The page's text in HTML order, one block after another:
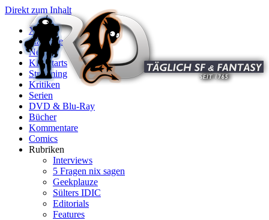
Direkt zum Inhalt
X
Startseite
News
Kinostarts
Streaming
Kritiken
Serien
DVD & Blu-Ray
Bücher
Kommentare
Comics
Rubriken
Interviews
5 Fragen nix sagen
Geekplauze
Sülters IDIC
Editorials
Features